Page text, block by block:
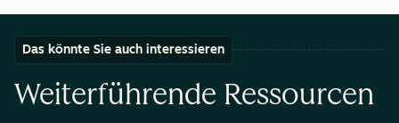
Das könnte Sie auch interessieren
Weiterführende Ressourcen